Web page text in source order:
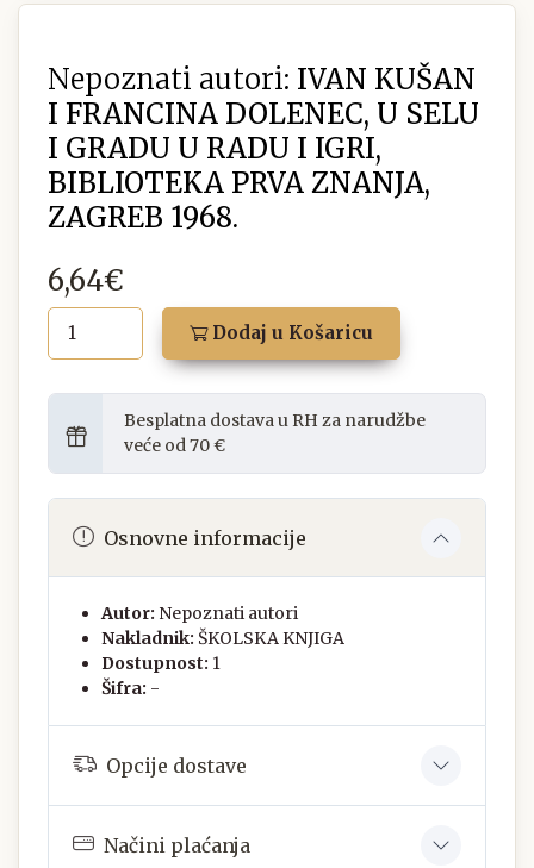
Nepoznati autori: IVAN KUŠAN
I FRANCINA DOLENEC, U SELU
I GRADU U RADU I IGRI,
BIBLIOTEKA PRVA ZNANJA,
ZAGREB 1968.
6,64€
Dodaj u Košaricu
Besplatna dostava u RH za narudžbe
veće od 70 €
Osnovne informacije
Autor: Nepoznati autori
Nakladnik: ŠKOLSKA KNJIGA
Dostupnost: 1
Šifra: -
Opcije dostave
Načini plaćanja